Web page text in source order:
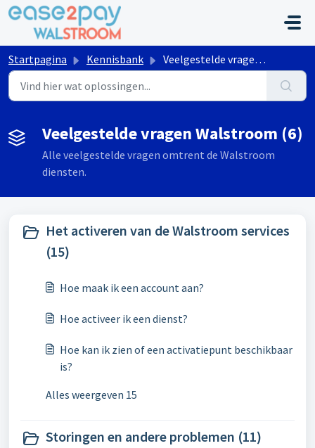
Doorgaan naar hoofdinhoud
Startpagina Kennisbank Veelgestelde vragen Walstroom
Veelgestelde vragen Walstroom (6)
Alle veelgestelde vragen omtrent de Walstroom
diensten.
Het activeren van de Walstroom services
(15)
Hoe maak ik een account aan?
Hoe activeer ik een dienst?
Hoe kan ik zien of een activatiepunt beschikbaar
is?
Alles weergeven 15
Storingen en andere problemen (11)